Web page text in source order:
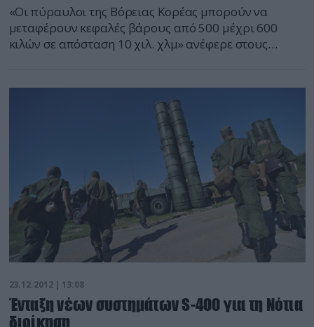
«Οι πύραυλοι της Βόρειας Κορέας μπορούν να
μεταφέρουν κεφαλές βάρους από 500 μέχρι 600
κιλών σε απόσταση 10 χιλ. χλμ» ανέφερε στους
το υπουργείο κατέληξε μετά από εξέταση της πρώτης
βαθμίδας ώσης του πυραύλου που εκτοξεύτηκε από
την Βόρεια Κορέα στις 12 Δεκεμβρίου. […]
23.12.2012 | 13:08
Ένταξη νέων συστημάτων S-400 για τη Νότια
διοίκηση